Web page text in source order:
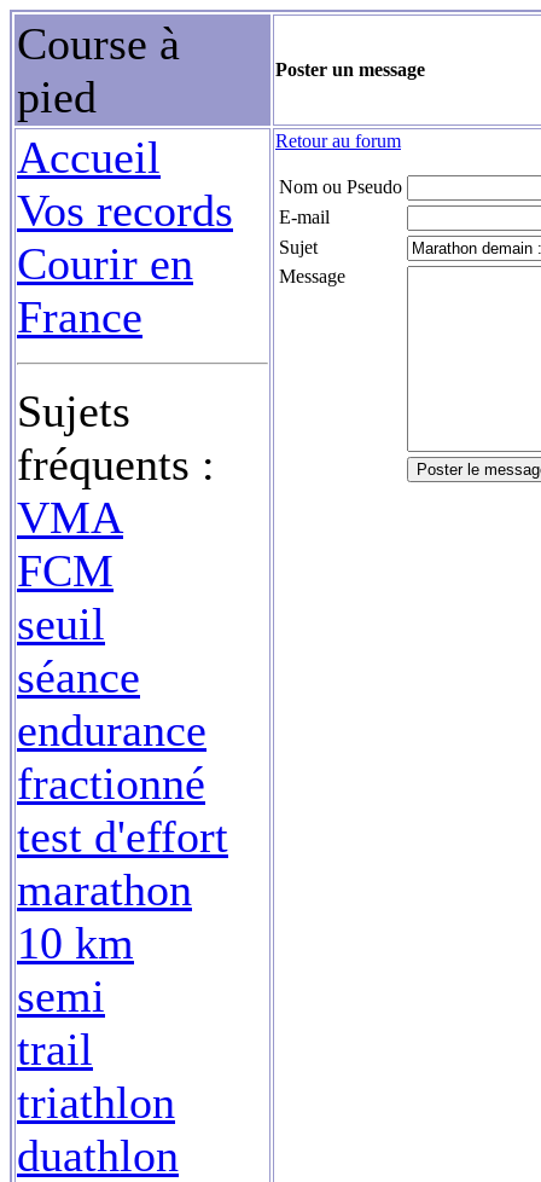
Course à
pied
Poster un message
Accueil
Vos records
Courir en
France
Sujets
fréquents :
VMA
FCM
seuil
séance
endurance
fractionné
test d'effort
marathon
10 km
semi
trail
triathlon
duathlon
Retour au forum
Nom ou Pseudo
E-mail
Sujet
Message